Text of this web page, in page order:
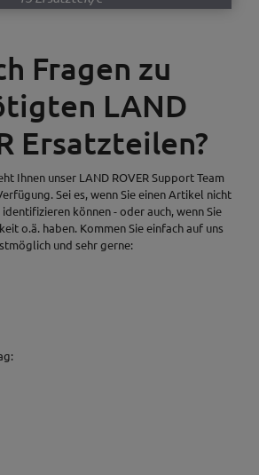
Fragen zu
LAND
Ersatzteilen?
Ihnen unser LAND ROVER Support Team
Sei es, wenn Sie einen Artikel nicht
können - oder auch, wenn Sie
o.ä. haben. Kommen Sie einfach auf uns
und sehr gerne: